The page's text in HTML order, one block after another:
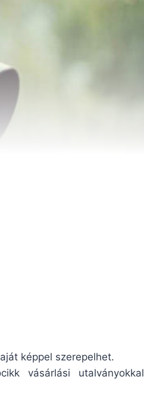
képpel szerepelhet.
vásárlási utalványokkal